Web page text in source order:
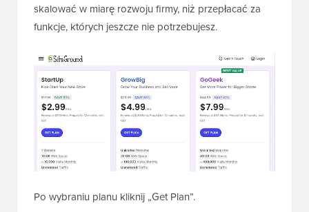
skalować w miarę rozwoju firmy, niż przepłacać za
funkcje, których jeszcze nie potrzebujesz.
Po wybraniu planu kliknij „Get Plan”.